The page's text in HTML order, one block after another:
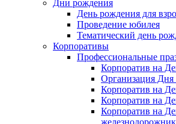
Дни рождения
День рождения для
Проведение юбилея
Тематический день
Корпоративы
Профессиональные
Корпоратив на
Организация Дня
Корпоратив на
Корпоратив на
Корпоратив на